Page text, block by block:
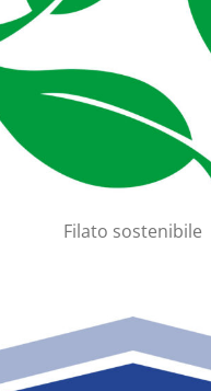
Filato sostenibile